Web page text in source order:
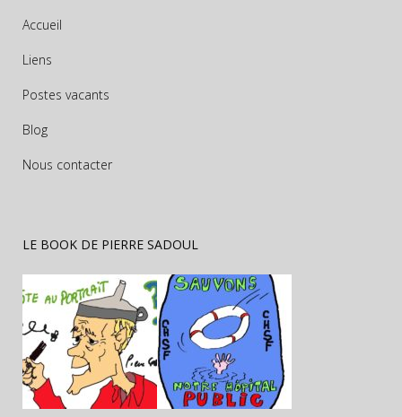
Accueil
Liens
Postes vacants
Blog
Nous contacter
LE BOOK DE PIERRE SADOUL